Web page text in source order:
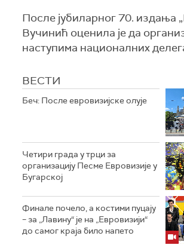
После јубиларног 70. издања
Вучинић оценила је да
наступима националних
ВЕСТИ
Беч: После евровизијске олује
Четири града у трци за
организацију Песме Евровизије у
Бугарској
Финале почело, а костими пуцају
– за „Лавину“ је на „Евровизији“
до самог краја било напето